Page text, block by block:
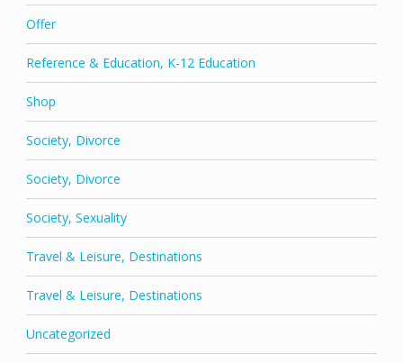
Offer
Reference & Education, K-12 Education
Shop
Society, Divorce
Society, Divorce
Society, Sexuality
Travel & Leisure, Destinations
Travel & Leisure, Destinations
Uncategorized